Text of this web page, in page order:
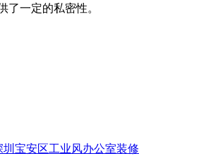
了一定的私密性。
圳宝安区工业风办公室装修